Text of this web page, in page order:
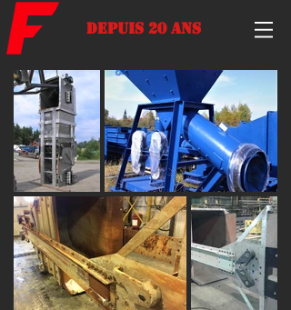
Depuis 20 ans